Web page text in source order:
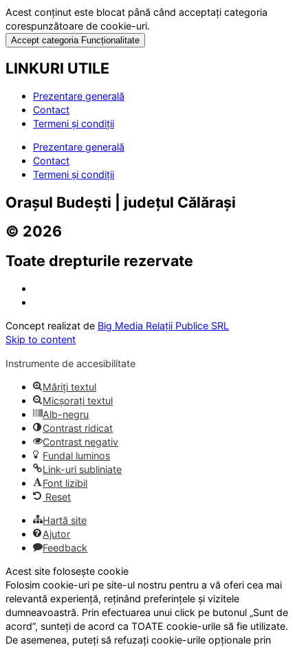
Acest conținut este blocat până când acceptați categoria
corespunzătoare de cookie-uri.
Accept categoria Funcționalitate
LINKURI UTILE
Prezentare generală
Contact
Termeni și condiții
Prezentare generală
Contact
Termeni și condiții
Orașul Budești | județul Călărași
© 2026
Toate drepturile rezervate
Concept realizat de Big Media Relații Publice SRL
Skip to content
Instrumente de accesibilitate
Măriți textul
Micșorați textul
Alb-negru
Contrast ridicat
Contrast negativ
Fundal luminos
Link-uri subliniate
Font lizibil
Reset
Hartă site
Ajutor
Feedback
Acest site folosește cookie
Folosim cookie-uri pe site-ul nostru pentru a vă oferi cea mai
relevantă experiență, reținând preferințele și vizitele
dumneavoastră. Prin efectuarea unui click pe butonul „Sunt de
acord”, sunteți de acord ca TOATE cookie-urile să fie utilizate.
De asemenea, puteți să refuzați cookie-urile opționale prin